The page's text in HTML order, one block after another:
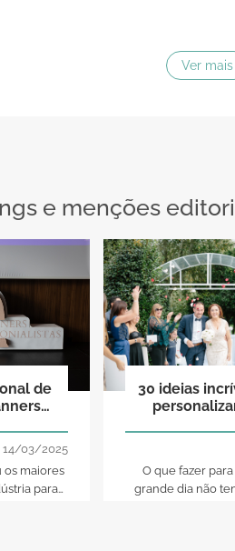
Ver mais
e menções
de
em
14/03/2025
os maiores
para
30 ideias
convidados
O que fazer
grande dia não